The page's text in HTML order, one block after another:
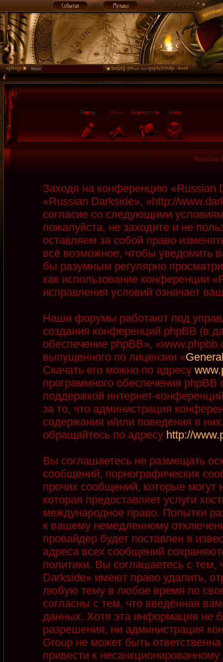
Russian
Заходя на конференцию
«Russian Darkside», «http://
согласие со следующими
пожалуйста, не заходите и не
оставляем за собой право
всё возможное, чтобы уведомить
бы разумным регулярно
как использование конференции
исправления условий означает
Наши форумы работают под
создания конференций phpBB (в
обеспечение phpBB»,
выпущенного по лицензии «
Скачать его можно по адресу
программного обеспечения phpBB
поддержкой интернет-
за то, что администрация
содержания и/или поведения в
обращайтесь по адресу http://
Вы соглашаетесь не размещать
сообщений, порнографических
прочих сообщений, которые
которая предоставляет услуги
международное право. Попытки
к вашему немедленному
провайдер будет поставлен в
адреса всех сообщений
политики. Вы соглашаетесь с
Darkside» имеют право удалить,
любую тему в любое время по
согласны с тем, что введённая
данных. Хотя эта информация не
разрешения, ни администрация
Group не может быть
привести к несанкционированному